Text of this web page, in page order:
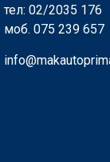
тел: 02/2035 176
моб. 075 239 657